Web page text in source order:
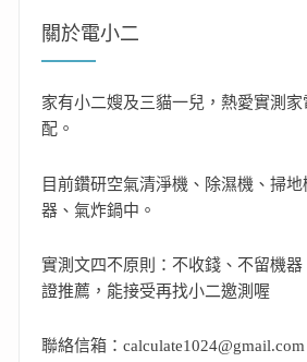
關於電小二
家有小二嫂及三貓一兒，熱愛實測
配。
目前鑽研空氣清淨機、除濕機、掃
器、氣炸鍋中。
實測文四不原則：不收錢、不留機
證推薦，能接受再找小二邀測喔
聯絡信箱：calculate1024@gmail.com